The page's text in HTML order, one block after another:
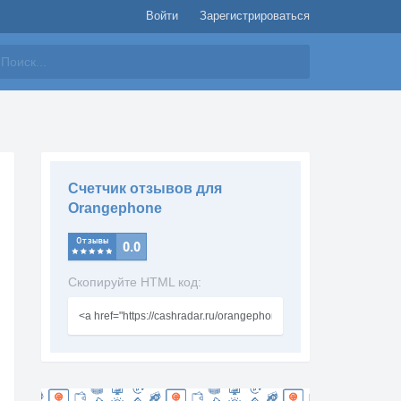
Войти Зарегистрироваться
Счетчик отзывов для
Orangephone
Скопируйте HTML код: